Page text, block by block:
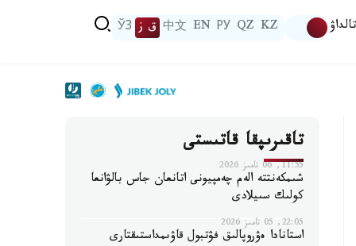
تالداۋ KZ
QZ
РУ
EN
中文 ق ز ЎЗ
تاقىرىپقا قاتىستى
11:55, 06 تامىز 2026
شىمكەنتتە الەم چەمپيونى اتانعان جاس بالۋانعا
كولىك سىيلادى
22:05, 05 تامىز 2026
استانادا ەۋروپالىق فۋتبول قاۋىمداستىقتارى